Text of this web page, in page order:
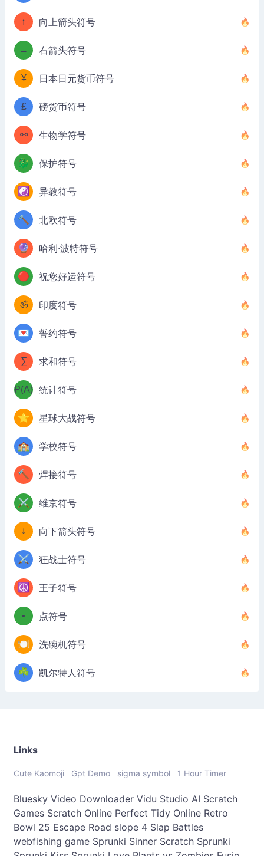
↑ 向上箭头符号
→ 右箭头符号
¥ 日本日元货币符号
£ 磅货币符号
⚯ 生物学符号
🐉 保护符号
☯️ 异教符号
🔨 北欧符号
🔮 哈利·波特符号
🔴 祝您好运符号
ॐ 印度符号
💌 誓约符号
∑ 求和符号
P(A) 统计符号
⭐ 星球大战符号
🏫 学校符号
🔨 焊接符号
⚔️ 维京符号
↓ 向下箭头符号
⚔️ 狂战士符号
☮️ 王子符号
• 点符号
🍽️ 洗碗机符号
☘️ 凯尔特人符号
Links
Cute Kaomoji Gpt Demo sigma symbol 1 Hour Timer
Bluesky Video Downloader Vidu Studio AI Scratch
Games Scratch Online Perfect Tidy Online Retro
Bowl 25 Escape Road slope 4 Slap Battles
webfishing game Sprunki Sinner Scratch Sprunki